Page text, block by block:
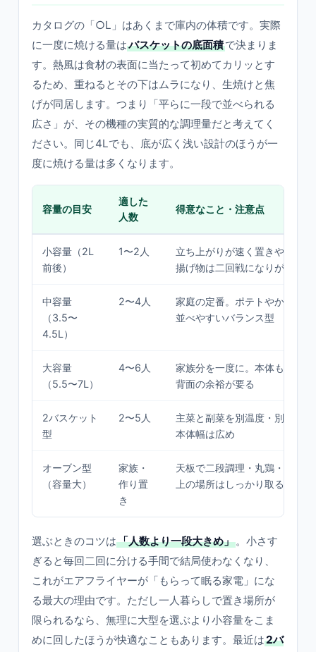
カタログの「○L」はあくまで庫内の体積です。実際
に一度に焼ける量はバスケットの底面積で決まりま
す。熱風は食材の表面に当たって初めてカリッとす
るため、重ねるとその下はムラになり、生焼けと焦
げが同居します。つまり「平らに一段で並べられる
広さ」が、その機種の実質的な調理量だと考えてく
ださい。同じ4Lでも、底が広く浅い設計のほうが一
度に焼ける量は多くなります。
容量の目安
適した
人数
得意なこと・注意点
小容量（2L
前後）
1〜2人
立ち上がりが速く置きやすい
揚げ物は二回戦になりがち
中容量
（3.5〜
4.5L）
2〜4人
家庭の定番。ポテトやから揚
並べやすいバランス型
大容量
（5.5〜7L）
4〜6人
家族分を一度に。本体も大き
背面の余裕が要る
2バスケット
型
2〜5人
主菜と副菜を別温度・別時間
本体幅は広め
オーブン型
（容量大）
家族・
作り置
き
天板で二段調理・丸鶏・お菓
上の場所はしっかり取る
選ぶときのコツは「人数より一段大きめ」。小さす
ぎると毎回二回に分ける手間で結局使わなくなり、
これがエアフライヤーが「もらって眠る家電」にな
る最大の理由です。ただし一人暮らしで置き場所が
限られるなら、無理に大型を選ぶより小容量をこま
めに回したほうが快適なこともあります。最近は2バ